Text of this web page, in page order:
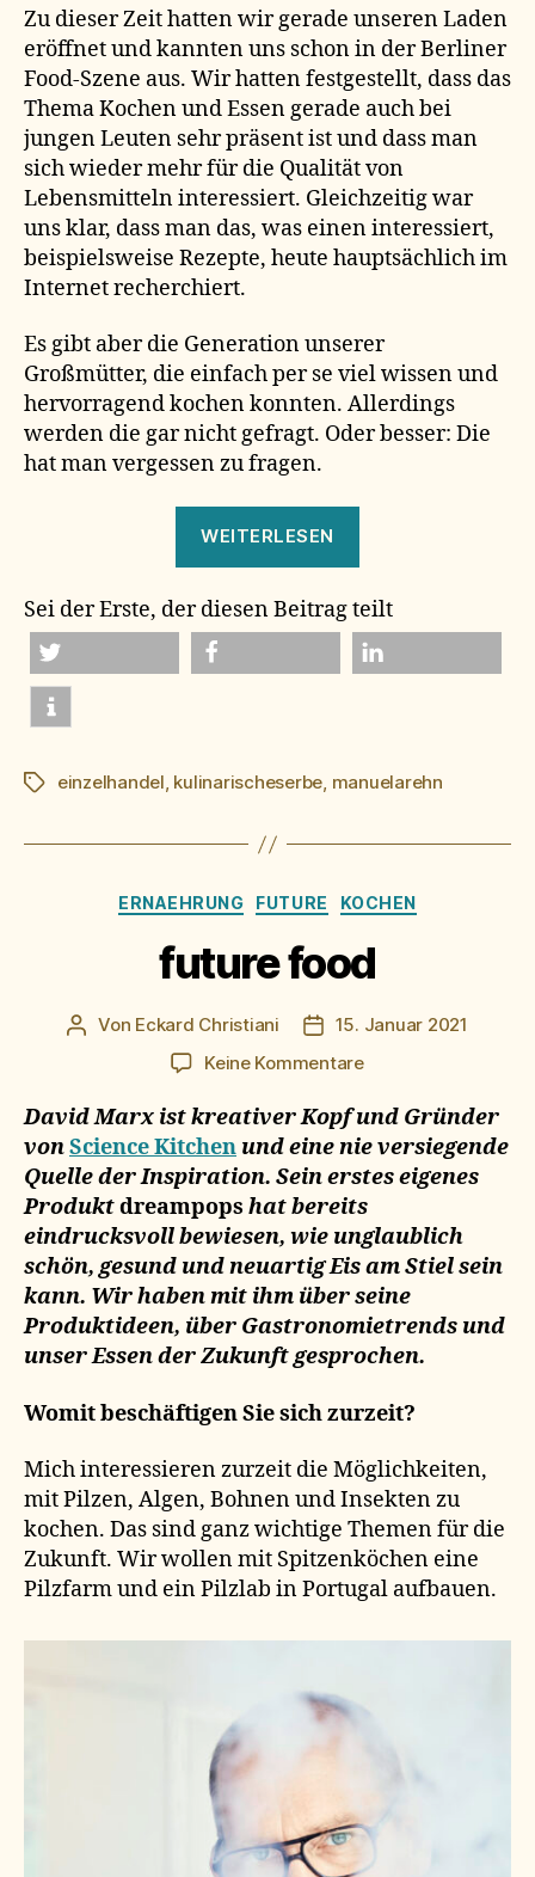
Zu dieser Zeit hatten wir gerade unseren Laden
eröffnet und kannten uns schon in der Berliner
Food-Szene aus. Wir hatten festgestellt, dass das
Thema Kochen und Essen gerade auch bei
jungen Leuten sehr präsent ist und dass man
sich wieder mehr für die Qualität von
Lebensmitteln interessiert. Gleichzeitig war
uns klar, dass man das, was einen interessiert,
beispielsweise Rezepte, heute hauptsächlich im
Internet recherchiert.
Es gibt aber die Generation unserer
Großmütter, die einfach per se viel wissen und
hervorragend kochen konnten. Allerdings
werden die gar nicht gefragt. Oder besser: Die
hat man vergessen zu fragen.
WEITERLESEN
Sei der Erste, der diesen Beitrag teilt
twittern
Schlagwörter
einzelhandel, kulinarischeserbe, manuelarehn
Kategorien
ERNAEHRUNG FUTURE KOCHEN
future food
Beitragsautor
Von Eckard Christiani Beitragsdatum
15. Januar 2021
Keine Kommentarezu
food
David Marx ist kreativer Kopf und Gründer
vonScience Kitchen und eine nie versiegende
Quelle der Inspiration. Sein erstes eigenes
Produktdreampops hat bereits
eindrucksvoll bewiesen, wie unglaublich
schön, gesund und neuartig Eis am Stiel sein
kann. Wir haben mit ihm über seine
Produktideen, über Gastronomietrends und
unser Essen der Zukunft gesprochen.
Womit beschäftigen Sie sich zurzeit?
Mich interessieren zurzeit die Möglichkeiten,
mit Pilzen, Algen, Bohnen und Insekten zu
kochen. Das sind ganz wichtige Themen für die
Zukunft. Wir wollen mit Spitzenköchen eine
Pilzfarm und ein Pilzlab in Portugal aufbauen.